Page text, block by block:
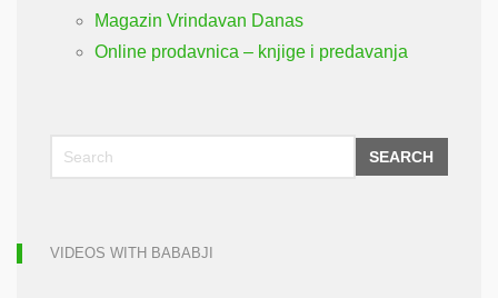
Magazin Vrindavan Danas
Online prodavnica – knjige i predavanja
SEARCH
VIDEOS WITH BABABJI